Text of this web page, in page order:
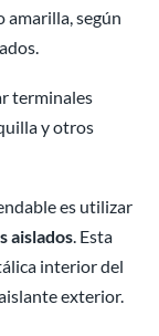
amarilla, según
terminales
y otros
es utilizar
aislados. Esta
interior del
exterior.